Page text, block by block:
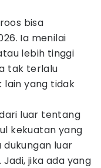
bisa
Ia menilai
lebih tinggi
tak terlalu
lain yang tidak
luar tentang
kekuatan yang
dukungan luar
jika ada yang